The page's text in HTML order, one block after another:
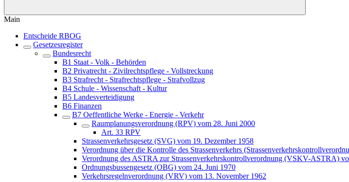
Main
Entscheide RBOG
Gesetzesregister
Bundesrecht
B1 Staat - Volk - Behörden
B2 Privatrecht - Zivilrechtspflege - Vollstreckung
B3 Strafrecht - Strafrechtspflege - Strafvollzug
B4 Schule - Wissenschaft - Kultur
B5 Landesverteidigung
B6 Finanzen
B7 Oeffentliche Werke - Energie - Verkehr
Raumplanungsverordnung (RPV) vom 28. Juni 2000
Art. 33 RPV
Strassenverkehrsgesetz (SVG) vom 19. Dezember 1958
Verordnung über die Kontrolle des Strassenverkehrs
Verordnung des ASTRA zur Strassenverkehrskontrollverordnung (VSKV-ASTRA)
Ordnungsbussengesetz (OBG) vom 24. Juni 1970
Verkehrsregelnverordnung (VRV) vom 13. November 1962